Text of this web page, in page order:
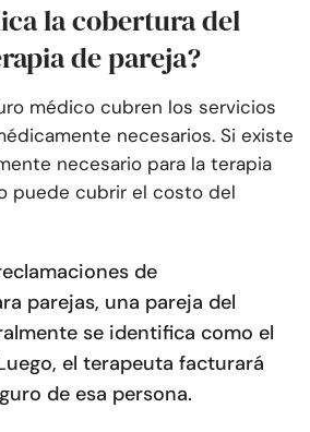
la cobertura del
de pareja?
médico cubren los servicios
necesarios. Si existe
necesario para la terapia
puede cubrir el costo del
de
parejas, una pareja del
se identifica como el
el terapeuta facturará
de esa persona.